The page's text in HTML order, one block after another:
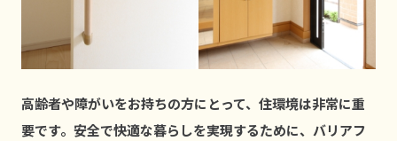
⾼齢者や障がいをお持ちの⽅にとって、住環境は⾮常に重
要です。安全で快適な暮らしを実現するために、バリアフ